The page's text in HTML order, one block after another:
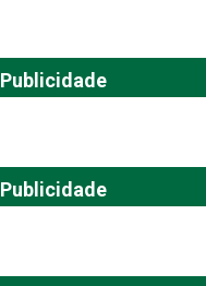
Publicidade
Publicidade